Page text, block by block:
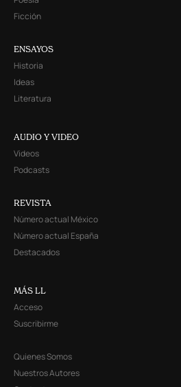
Ficción
ENSAYOS
Historia
Ideas
Literatura
AUDIO Y VIDEO
Videos
Podcasts
REVISTA
Número actual México
Número actual España
Destacados
MÁS LL
Acceso
Suscribirme
Quienes Somos
Nuestros Autores